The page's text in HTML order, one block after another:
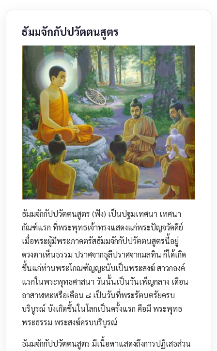
ธัมมจักกัปปวัตตนสูตร
ธัมมจักกัปปวัตตนสูตร (ฟัง) เป็นปฐมเทศนา เทศนา
กัณฑ์แรก ที่พระพุทธเจ้าทรงแสดงแก่พระปัญจวัคคีย์
เมื่อพระผู้มีพระภาคตรัสธัมมจักกัปปวัตตนสูตรนี้อยู่
ดวงตาเห็นธรรม ปราศจากธุลีปราศจากมลทิน ก็ได้เกิด
ขึ้นแก่ท่านพระโกณฑัญญะนับเป็นพระสงฆ์ สาวกองค์
แรกในพระพุทธศาสนา วันนั้นเป็นวันเพ็ญกลาง เดือน
อาสาฬหะหรือเดือน ๘ เป็นวันที่พระรัตนตรัยครบ
บริบูรณ์ บังเกิดขึ้นในโลกเป็นครั้งแรก คือมี พระพุทธ
พระธรรม พระสงฆ์ครบบริบูรณ์
ธัมมจักกัปปวัตตนสูตร มีเนื้อหาแสดงถึงการปฏิเสธส่วน